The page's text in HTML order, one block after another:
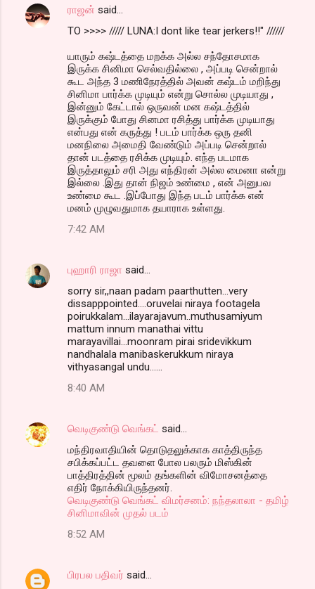
ராஜன் said…
TO >>>> ///// LUNA:I dont like tear jerkers!!" //////
யாரும் கஷ்டத்தை மறக்க அல்ல சந்தோசமாக
இருக்க சினிமா செல்வதில்லை , அப்படி சென்றால்
கூட அந்த 3 மணிநேரத்தில் அவன் கஷ்டம் மறிந்து
சினிமா பார்க்க முடியும் என்று சொல்ல முடியாது ,
இன்னும் கேட்டால் ஒருவன் மன கஷ்டத்தில்
இருக்கும் போது சினமா ரசித்து பார்க்க முடியாது
என்பது என் கருத்து ! படம் பார்க்க ஒரு தனி
மனநிலை அமைதி வேண்டும் அப்படி சென்றால்
தான் படத்தை ரசிக்க முடியும். எந்த படமாக
இருத்தாலும் சரி அது எந்திரன் அல்ல மைனா என்று
இல்லை .இது தான் நிஜம் உண்மை , என் அனுபவ
உண்மை கூட .இப்போது இந்த படம் பார்க்க என்
மனம் முழுவதுமாக தயாராக உள்ளது.
7:42 AM
புஹாரி ராஜா said…
sorry sir,,naan padam paarthutten...very
dissapppointed....oruvelai niraya footagela
poirukkalam...ilayarajavum..muthusamiyum
mattum innum manathai vittu
marayavillai...moonram pirai sridevikkum
nandhalala manibaskerukkum niraya
vithyasangal undu......
8:40 AM
வெடிகுண்டு வெங்கட் said…
மந்திரவாதியின் தொடுதலுக்காக காத்திருந்த
சபிக்கப்பட்ட தவளை போல பலரும் மிஸ்கின்
பாத்திரத்தின் மூலம் தங்களின் விமோசனத்தை
எதிர் நோக்கியிருந்தனர்.
வெடிகுண்டு வெங்கட் விமர்சனம்: நந்தலாலா - தமிழ்
சினிமாவின் முதல் படம்
8:52 AM
பிரபல பதிவர் said…